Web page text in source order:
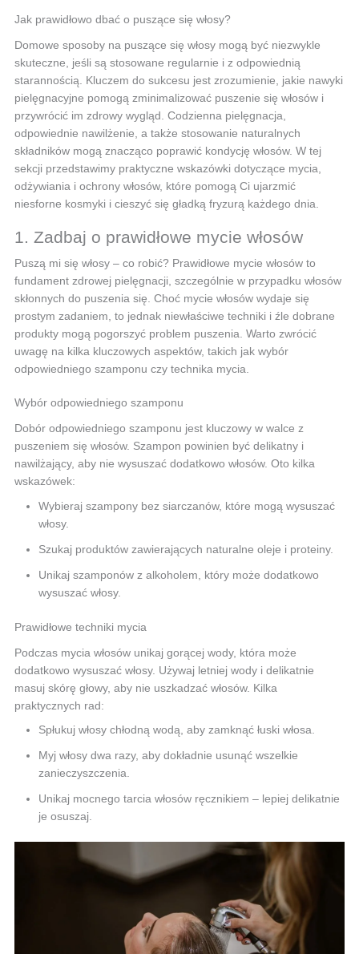
Jak prawidłowo dbać o puszące się włosy?
Domowe sposoby na puszące się włosy mogą być niezwykle
skuteczne, jeśli są stosowane regularnie i z odpowiednią
starannością. Kluczem do sukcesu jest zrozumienie, jakie nawyki
pielęgnacyjne pomogą zminimalizować puszenie się włosów i
przywrócić im zdrowy wygląd. Codzienna pielęgnacja,
odpowiednie nawilżenie, a także stosowanie naturalnych
składników mogą znacząco poprawić kondycję włosów. W tej
sekcji przedstawimy praktyczne wskazówki dotyczące mycia,
odżywiania i ochrony włosów, które pomogą Ci ujarzmić
niesforne kosmyki i cieszyć się gładką fryzurą każdego dnia.
1. Zadbaj o prawidłowe mycie włosów
Puszą mi się włosy – co robić? Prawidłowe mycie włosów to
fundament zdrowej pielęgnacji, szczególnie w przypadku włosów
skłonnych do puszenia się. Choć mycie włosów wydaje się
prostym zadaniem, to jednak niewłaściwe techniki i źle dobrane
produkty mogą pogorszyć problem puszenia. Warto zwrócić
uwagę na kilka kluczowych aspektów, takich jak wybór
odpowiedniego szamponu czy technika mycia.
Wybór odpowiedniego szamponu
Dobór odpowiedniego szamponu jest kluczowy w walce z
puszeniem się włosów. Szampon powinien być delikatny i
nawilżający, aby nie wysuszać dodatkowo włosów. Oto kilka
wskazówek:
Wybieraj szampony bez siarczanów, które mogą wysuszać
włosy.
Szukaj produktów zawierających naturalne oleje i proteiny.
Unikaj szamponów z alkoholem, który może dodatkowo
wysuszać włosy.
Prawidłowe techniki mycia
Podczas mycia włosów unikaj gorącej wody, która może
dodatkowo wysuszać włosy. Używaj letniej wody i delikatnie
masuj skórę głowy, aby nie uszkadzać włosów. Kilka
praktycznych rad:
Spłukuj włosy chłodną wodą, aby zamknąć łuski włosa.
Myj włosy dwa razy, aby dokładnie usunąć wszelkie
zanieczyszczenia.
Unikaj mocnego tarcia włosów ręcznikiem – lepiej delikatnie
je osuszaj.